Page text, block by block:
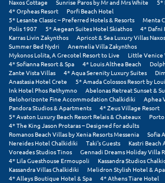
Πλαταμώνας
Πλύτρα Λακωνίας
Πόρος
Πόρτο Χέλι
Πρέβεζα
Πύλος
Πύργος
Ρ
Naxos Cottage
Sunrise Paros by Mr and Mrs White
5*
4* Orpheas Resort
Porfi Beach Hotel
5* Lesante Classic – Preferred Hotels & Resorts
Menta
Polis 1907
5* Aegean Suites Hotel Skiathos
4* Dafni
Karras Livin Zakynthos
Apricot & Sea Luxury Villas Naxos
Summer Bed Nydri
Anemelia Villa Zakynthos
Mykonos Lolita, A Grecotel Resort to Live
Little Venice
4* Sofianna Resort & Spa
4* Louis Althea Beach
Zante Vista Villas
4* Aqua Serenity Luxury Suites
Anastasia Hotel Crete
5* Amada Colossos Resort by
Ink Hotel Phos Rethymno
Abelonas Retreat Sunset &
Belohorizonte Fine Accommodation Chalkidiki
Aphea
Pandora Studios & Apartments
4* Zeus Village Resort
5* Avaton Luxury Beach Resort Relais & Chateaux
Porto
4* The King Jason Protaras – Designed for adults
Romanos Beach Villas by Xenia Resorts Messenia
Sofia
Nereides Hotel Chalkidiki
Taki's Guests
Kastri Beach
Voreades Studios Tinos
Gennadi Dreams Holiday Villa
4* Lila Guesthouse Ermoupoli
Kassandra Studios
Kassandra Villas Chalkidiki
Melidron Stylish Hotel &
4* Alleys Boutique Hotel & Spa
4* Athens Tiare Hotel